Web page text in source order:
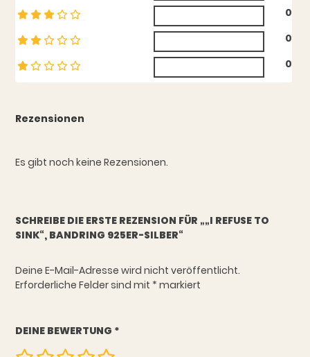
Rezensionen
Es gibt noch keine Rezensionen.
0
0
0
SCHREIBE DIE ERSTE REZENSION FÜR „„I REFUSE TO
SINK“, BANDRING 925ER-SILBER“
Deine E-Mail-Adresse wird nicht veröffentlicht.
Erforderliche Felder sind mit * markiert
DEINE BEWERTUNG *